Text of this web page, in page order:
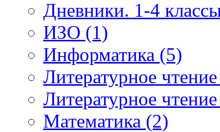
Дневники. 1-4
ИЗО (1)
Информатика (5)
Литературное
Литературное
Математика (2)